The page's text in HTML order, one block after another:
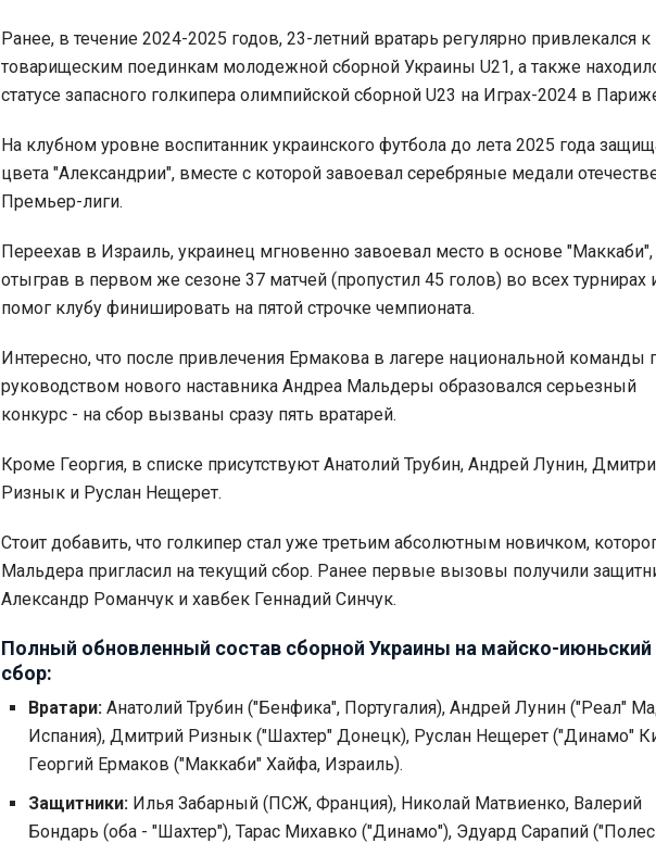
Ранее, в течение 2024-2025 годов, 23-летний вратарь регулярно привлекался к
товарищеским поединкам молодежной сборной Украины U21, а также
статусе запасного голкипера олимпийской сборной U23 на Играх-2024 в
На клубном уровне воспитанник украинского футбола до лета 2025 года
цвета "Александрии", вместе с которой завоевал серебряные медали
Премьер-лиги.
Переехав в Израиль, украинец мгновенно завоевал место в основе "Маккаби",
отыграв в первом же сезоне 37 матчей (пропустил 45 голов) во всех турнирах
помог клубу финишировать на пятой строчке чемпионата.
Интересно, что после привлечения Ермакова в лагере национальной команды
руководством нового наставника Андреа Мальдеры образовался серьезный
конкурс - на сбор вызваны сразу пять вратарей.
Кроме Георгия, в списке присутствуют Анатолий Трубин, Андрей Лунин,
Ризнык и Руслан Нещерет.
Стоит добавить, что голкипер стал уже третьим абсолютным новичком,
Мальдера пригласил на текущий сбор. Ранее первые вызовы получили
Александр Романчук и хавбек Геннадий Синчук.
Полный обновленный состав сборной Украины на майско-июньский
сбор:
Вратари: Анатолий Трубин ("Бенфика", Португалия), Андрей Лунин ("Реал"
Испания), Дмитрий Ризнык ("Шахтер" Донецк), Руслан Нещерет ("Динамо"
Георгий Ермаков ("Маккаби" Хайфа, Израиль).
Защитники: Илья Забарный (ПСЖ, Франция), Николай Матвиенко, Валерий
Бондарь (оба - "Шахтер"), Тарас Михавко ("Динамо"), Эдуард Сарапий